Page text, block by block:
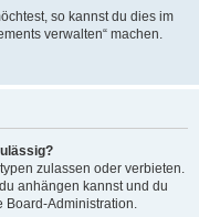
so kannst du dies im
verwalten“ machen.
zulassen oder verbieten.
anhängen kannst und du
Board-Administration.